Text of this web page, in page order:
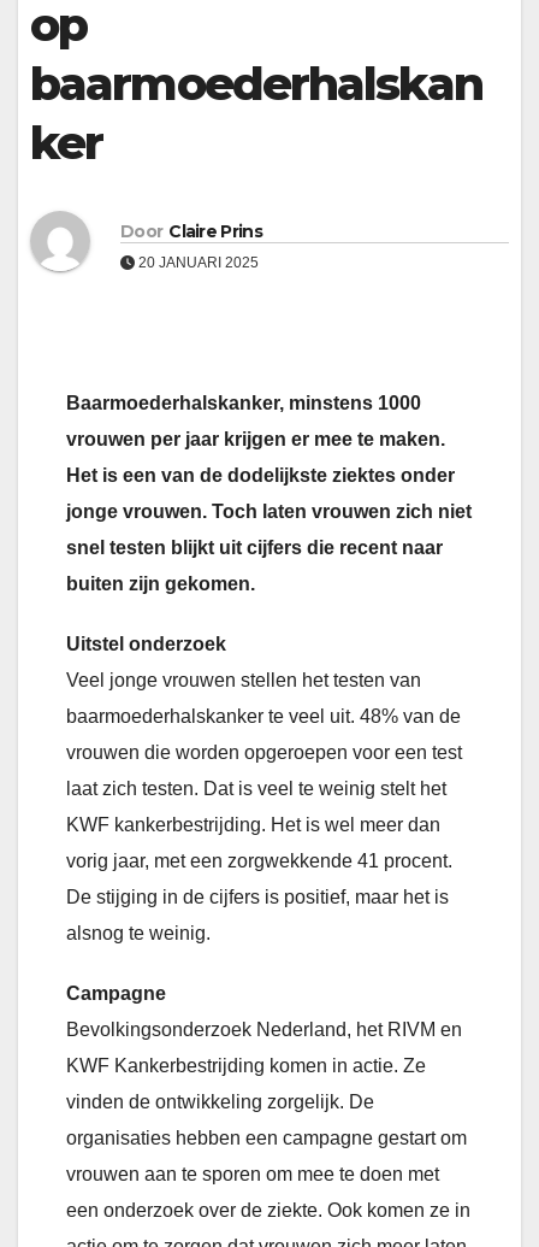
op
baarmoederhalskan
ker
Door Claire Prins
20 JANUARI 2025
Baarmoederhalskanker, minstens 1000
vrouwen per jaar krijgen er mee te maken.
Het is een van de dodelijkste ziektes onder
jonge vrouwen. Toch laten vrouwen zich niet
snel testen blijkt uit cijfers die recent naar
buiten zijn gekomen.
Uitstel onderzoek
Veel jonge vrouwen stellen het testen van
baarmoederhalskanker te veel uit. 48% van de
vrouwen die worden opgeroepen voor een test
laat zich testen. Dat is veel te weinig stelt het
KWF kankerbestrijding. Het is wel meer dan
vorig jaar, met een zorgwekkende 41 procent.
De stijging in de cijfers is positief, maar het is
alsnog te weinig.
Campagne
Bevolkingsonderzoek Nederland, het RIVM en
KWF Kankerbestrijding komen in actie. Ze
vinden de ontwikkeling zorgelijk. De
organisaties hebben een campagne gestart om
vrouwen aan te sporen om mee te doen met
een onderzoek over de ziekte. Ook komen ze in